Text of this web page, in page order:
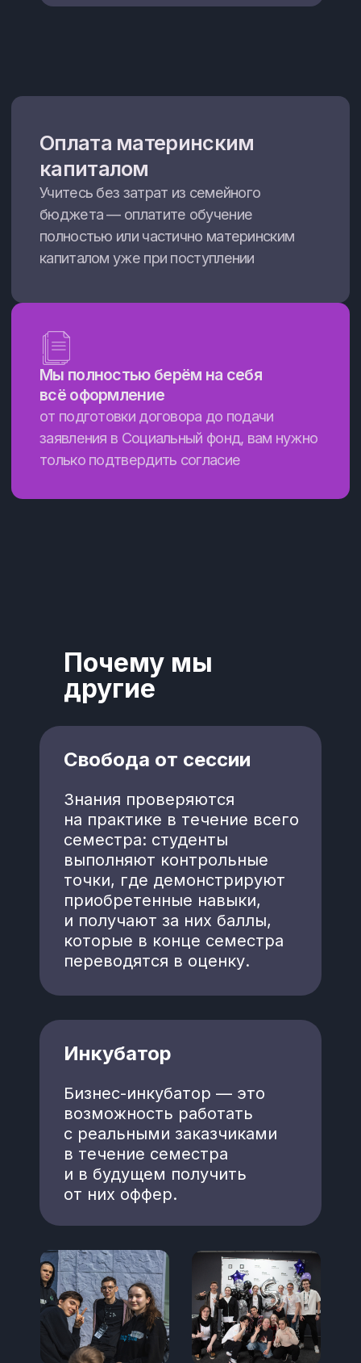
Свобода от сессии
Инкубатор
Знания проверяются
на практике в течение всего
семестра: студенты
выполняют контрольные
точки, где демонстрируют
приобретенные навыки,
и получают за них баллы,
которые в конце семестра
переводятся в оценку.
Бизнес-инкубатор — это
возможность работать
с реальными заказчиками
в течение семестра
и в будущем получить
от них оффер.
Почему мы
другие